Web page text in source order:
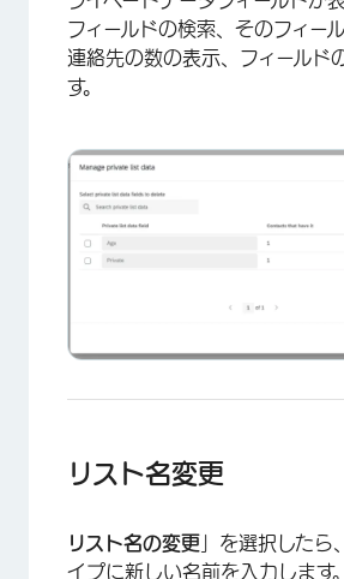
フィールドの検索、そのフィー
連絡先の数の表示、フィールド
す。
リスト名変更
リスト名の変更 」を選択したら
イプに新しい名前を入力します